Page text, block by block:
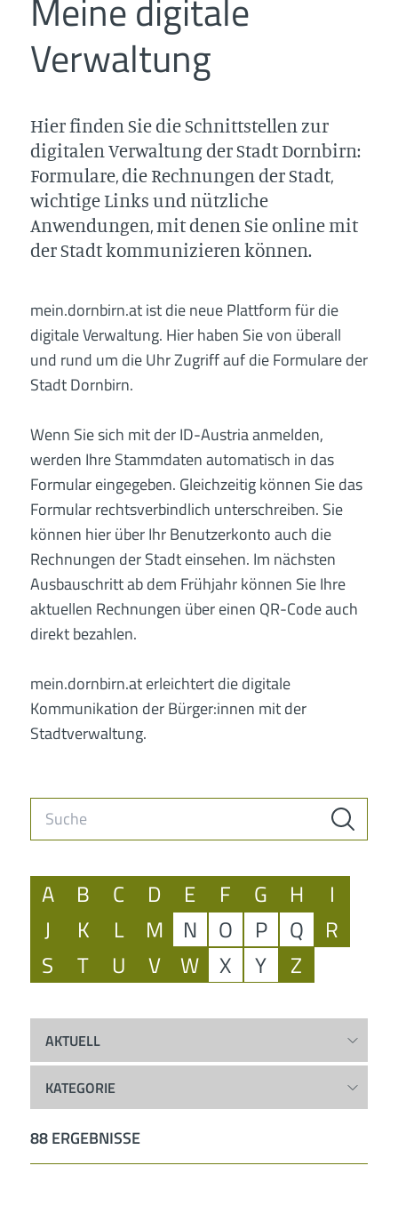
Verwaltung
Hier finden Sie die Schnittstellen zur
digitalen Verwaltung der Stadt Dornbirn:
Formulare, die Rechnungen der Stadt,
wichtige Links und nützliche
Anwendungen, mit denen Sie online mit
der Stadt kommunizieren können.
mein.dornbirn.at ist die neue Plattform für die
digitale Verwaltung. Hier haben Sie von überall
und rund um die Uhr Zugriff auf die Formulare der
Stadt Dornbirn.
Wenn Sie sich mit der ID-Austria anmelden,
werden Ihre Stammdaten automatisch in das
Formular eingegeben. Gleichzeitig können Sie das
Formular rechtsverbindlich unterschreiben. Sie
können hier über Ihr Benutzerkonto auch die
Rechnungen der Stadt einsehen. Im nächsten
Ausbauschritt ab dem Frühjahr können Sie Ihre
aktuellen Rechnungen über einen QR-Code auch
direkt bezahlen.
mein.dornbirn.at erleichtert die digitale
Kommunikation der Bürger:innen mit der
Stadtverwaltung.
A B C D E F G H
I
J
K L M N O P Q
R
S
T U V W X Y Z
AKTUELL
KATEGORIE
88ERGEBNISSE